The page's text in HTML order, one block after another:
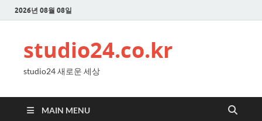
2026년 08월 08일
studio24.co.kr
studio24 새로운 세상
MAIN MENU